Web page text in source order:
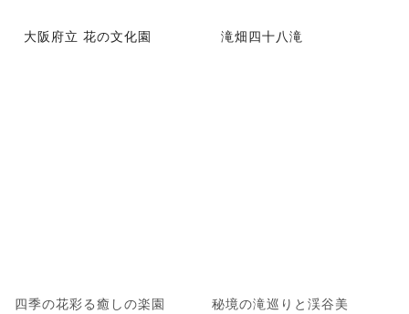
大阪府立 花の文化園
四季の花彩る癒しの楽園
滝畑四十八滝
秘境の滝巡りと渓谷美